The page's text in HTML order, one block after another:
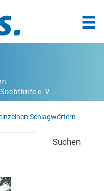
e. V.
Schlagwörtern
Suchen